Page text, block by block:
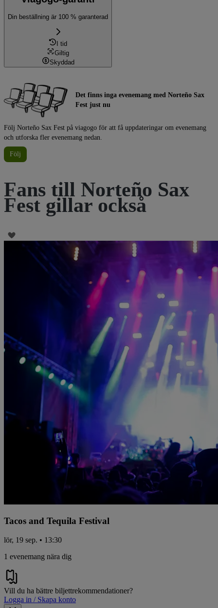
Din beställning är 100 % garanterad
I tid
Giltig
Skyddad
Det finns inga evenemang med Norteño Sax
Fest just nu
Följ Norteño Sax Fest på viagogo för att få uppdateringar om evenemang
och utforska fler evenemang nedan.
Följ
Fans till Norteño Sax
Fest gillar också
Tacos and Tequila Festival
lör, 19 sep. • 13:30
1 evenemang nära dig
Vill du ha bättre biljettrekommendationer?
Logga in / Skapa konto